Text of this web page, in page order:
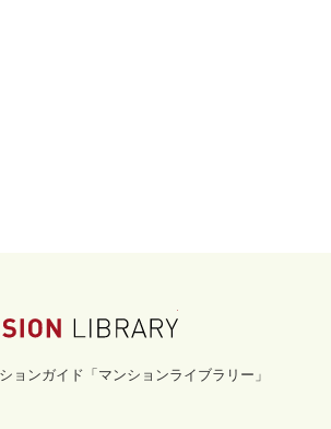
ョンガイド「マンションライブラリー」